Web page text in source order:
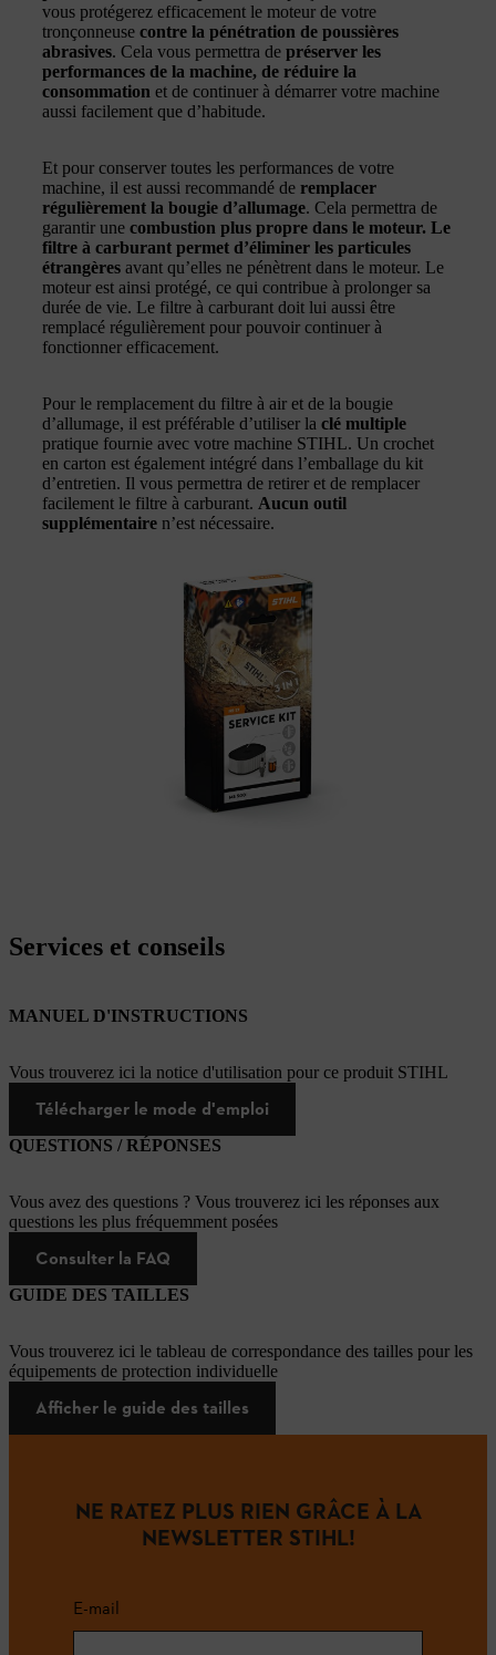
vous protégerez efficacement le moteur de votre
tronçonneuse contre la pénétration de poussières
abrasives. Cela vous permettra de préserver les
performances de la machine, de réduire la
consommation et de continuer à démarrer votre machine
aussi facilement que d’habitude.
Et pour conserver toutes les performances de votre
machine, il est aussi recommandé de remplacer
régulièrement la bougie d’allumage. Cela permettra de
garantir une combustion plus propre dans le moteur. Le
filtre à carburant permet d’éliminer les particules
étrangères avant qu’elles ne pénètrent dans le moteur. Le
moteur est ainsi protégé, ce qui contribue à prolonger sa
durée de vie. Le filtre à carburant doit lui aussi être
remplacé régulièrement pour pouvoir continuer à
fonctionner efficacement.
Pour le remplacement du filtre à air et de la bougie
d’allumage, il est préférable d’utiliser la clé multiple
pratique fournie avec votre machine STIHL. Un crochet
en carton est également intégré dans l’emballage du kit
d’entretien. Il vous permettra de retirer et de remplacer
facilement le filtre à carburant. Aucun outil
supplémentaire n’est nécessaire.
Services et conseils
MANUEL D'INSTRUCTIONS
Vous trouverez ici la notice d'utilisation pour ce produit STIHL
Télécharger le mode d'emploi
QUESTIONS / RÉPONSES
Vous avez des questions ? Vous trouverez ici les réponses aux
questions les plus fréquemment posées
Consulter la FAQ
GUIDE DES TAILLES
Vous trouverez ici le tableau de correspondance des tailles pour les
équipements de protection individuelle
Afficher le guide des tailles
NE RATEZ PLUS RIEN GRÂCE À LA
NEWSLETTER STIHL!
E-mail